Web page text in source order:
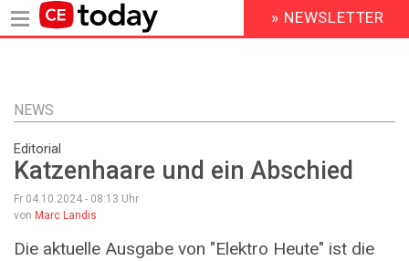
Inhalt
HEADER
MENU
» NEWSLETTER
NEWS
Editorial
Katzenhaare und ein Abschied
Fr 04.10.2024 - 08:13 Uhr
von Marc Landis
Die aktuelle Ausgabe von "Elektro Heute" ist die